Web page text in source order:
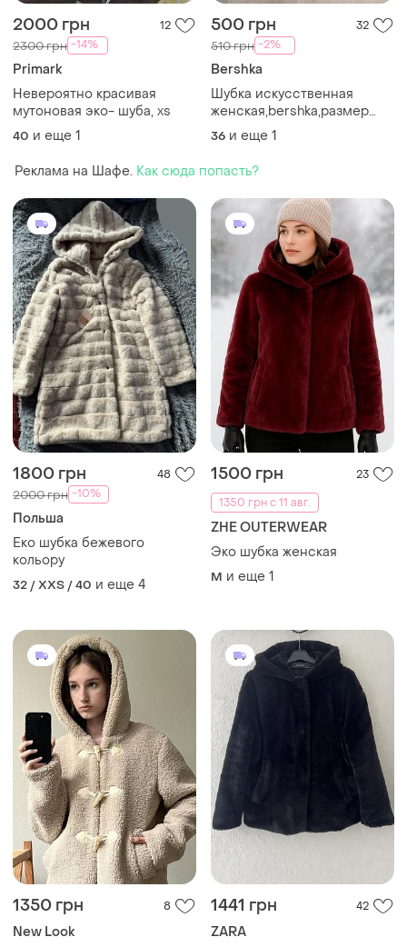
2000 грн 12
2300 грн -14%
Primark
Невероятно красивая
мутоновая эко- шуба, xs
40 и еще 1
500 грн 32
510 грн -2%
Bershka
Шубка искусственная
женская,bershka,размер
s,m, нежного серого цвета,
умняшек,легкая,тепленка
36 и еще 1
Реклама на Шафе. Как сюда попасть?
1800 грн 48
2000 грн -10%
Польша
Еко шубка бежевого
кольору
32 / XXS / 40 и еще 4
1500 грн
23
1350 грн с 11 авг.
ZHE OUTERWEAR
Эко шубка женская
M и еще 1
1350 грн 8
New Look
1441 грн 42
ZARA